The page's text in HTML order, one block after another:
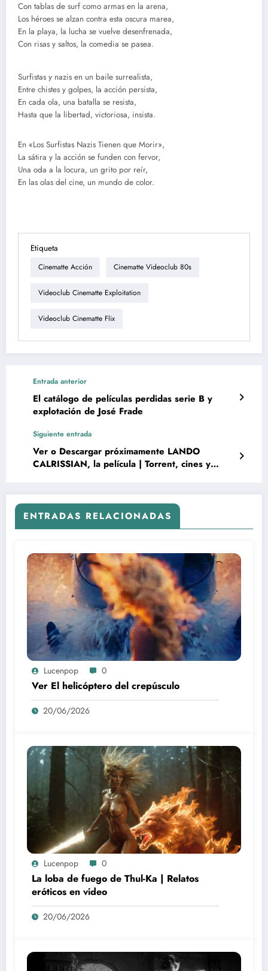
Con tablas de surf como armas en la arena,
Los héroes se alzan contra esta oscura marea,
En la playa, la lucha se vuelve desenfrenada,
Con risas y saltos, la comedia se pasea.
Surfistas y nazis en un baile surrealista,
Entre chistes y golpes, la acción persista,
En cada ola, una batalla se resista,
Hasta que la libertad, victoriosa, insista.
En «Los Surfistas Nazis Tienen que Morir»,
La sátira y la acción se funden con fervor,
Una oda a la locura, un grito por reír,
En las olas del cine, un mundo de color.
Etiqueta
Cinematte Acción Cinematte Videoclub 80s
Videoclub Cinematte Exploitation
Videoclub Cinematte Flix
Entrada anterior
El catálogo de películas perdidas serie B y
explotación de José Frade
Siguiente entrada
Ver o Descargar próximamente LANDO
CALRISSIAN, la película | Torrent, cines y
ENTRADAS RELACIONADAS
Lucenpop 0
Ver El helicóptero del crepúsculo
20/06/2026
Lucenpop 0
La loba de fuego de Thul-Ka | Relatos
eróticos en video
20/06/2026